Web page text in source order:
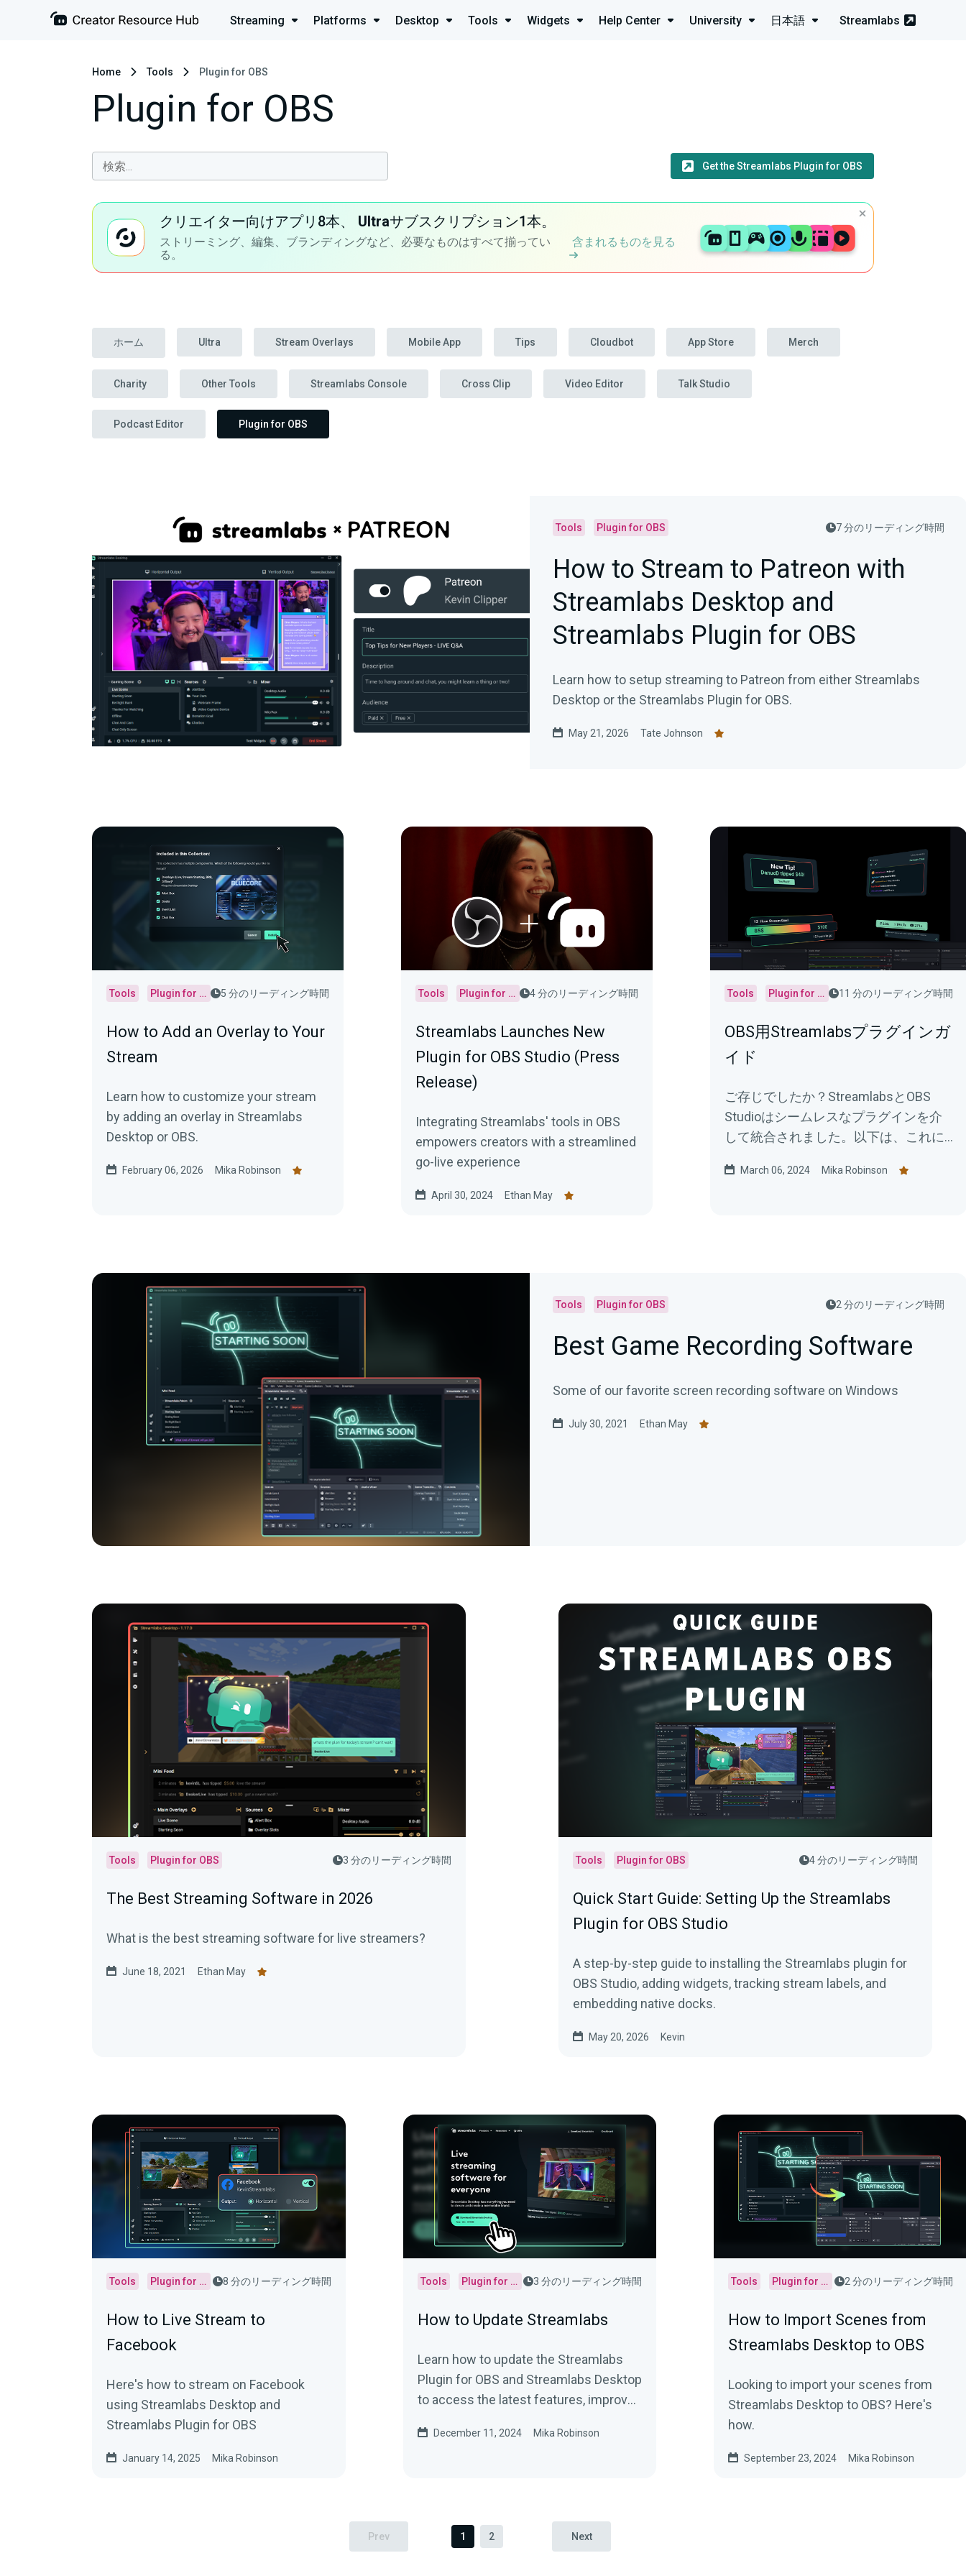
Streaming Platforms Desktop Tools Widgets Help Center University 日本語 Streamlabs
Home Tools Plugin for OBS
Plugin for OBS
Get the Streamlabs Plugin for OBS
クリエイター向けアプリ8本、 Ultraサブスクリプション1本。
ストリーミング、編集、ブランディングなど、必要なものはすべて揃ってい
る。
含まれるものを見る
ホーム Ultra Stream Overlays Mobile App Tips Cloudbot App Store Merch
Charity Other Tools Streamlabs Console Cross Clip Video Editor Talk Studio
Podcast Editor Plugin for OBS
Tools Plugin for OBS 7 分のリーディング時間
How to Stream to Patreon with
Streamlabs Desktop and
Streamlabs Plugin for OBS
Learn how to setup streaming to Patreon from either Streamlabs
Desktop or the Streamlabs Plugin for OBS.
May 21, 2026 Tate Johnson
Tools Plugin for OBS 5 分のリーディング時間
How to Add an Overlay to Your
Stream
Learn how to customize your stream
by adding an overlay in Streamlabs
Desktop or OBS.
February 06, 2026 Mika Robinson
Tools Plugin for OBS 4 分のリーディング時間
Streamlabs Launches New
Plugin for OBS Studio (Press
Release)
Integrating Streamlabs' tools in OBS
empowers creators with a streamlined
go-live experience
April 30, 2024 Ethan May
Tools Plugin for OBS 11 分のリーディング時間
OBS用Streamlabsプラグインガ
イド
ご存じでしたか？StreamlabsとOBS
Studioはシームレスなプラグインを介
して統合されました。以下は、これに
です。
March 06, 2024 Mika Robinson
Tools Plugin for OBS 2 分のリーディング時間
Best Game Recording Software
Some of our favorite screen recording software on Windows
July 30, 2021 Ethan May
Tools Plugin for OBS 3 分のリーディング時間
The Best Streaming Software in 2026
What is the best streaming software for live streamers?
June 18, 2021 Ethan May
Tools Plugin for OBS 4 分のリーディング時間
Quick Start Guide: Setting Up the Streamlabs
Plugin for OBS Studio
A step-by-step guide to installing the Streamlabs plugin for
OBS Studio, adding widgets, tracking stream labels, and
embedding native docks.
May 20, 2026 Kevin
Tools Plugin for OBS 8 分のリーディング時間
How to Live Stream to
Facebook
Here's how to stream on Facebook
using Streamlabs Desktop and
Streamlabs Plugin for OBS
January 14, 2025 Mika Robinson
Tools Plugin for OBS 3 分のリーディング時間
How to Update Streamlabs
Learn how to update the Streamlabs
Plugin for OBS and Streamlabs Desktop
to access the latest features, improve
December 11, 2024 Mika Robinson
Tools Plugin for OBS 2 分のリーディング時間
How to Import Scenes from
Streamlabs Desktop to OBS
Looking to import your scenes from
Streamlabs Desktop to OBS? Here's
how.
September 23, 2024 Mika Robinson
Prev 1 2 Next